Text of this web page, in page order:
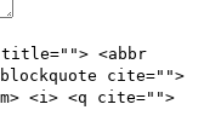
<abbr
cite="">
<i> <q cite="">